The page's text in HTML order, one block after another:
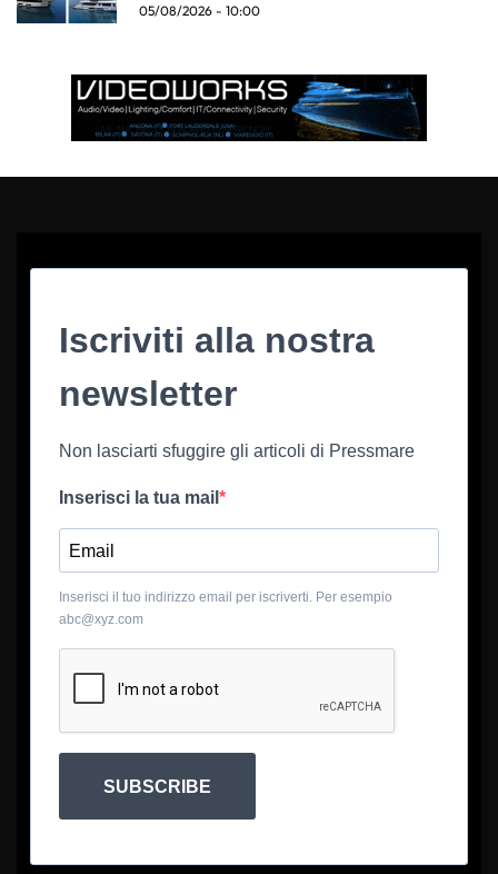
05/08/2026 - 10:00
Iscriviti alla nostra
newsletter
Non lasciarti sfuggire gli articoli di Pressmare
Inserisci la tua mail
Inserisci il tuo indirizzo email per iscriverti. Per esempio
abc@xyz.com
SUBSCRIBE